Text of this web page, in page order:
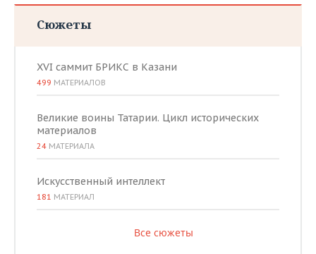
Сюжеты
XVI саммит БРИКС в Казани
499 МАТЕРИАЛОВ
Великие воины Татарии. Цикл исторических
материалов
24 МАТЕРИАЛА
Искусственный интеллект
181 МАТЕРИАЛ
Все сюжеты